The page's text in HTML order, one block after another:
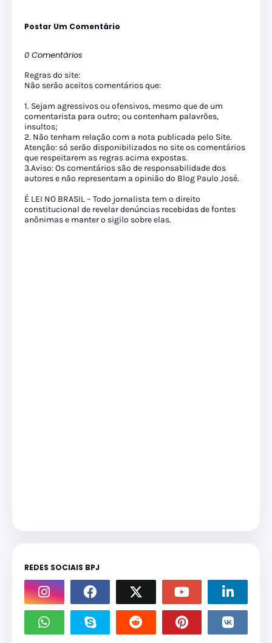
Postar Um Comentário
0 Comentários
Regras do site:
Não serão aceitos comentários que:
1. Sejam agressivos ou ofensivos, mesmo que de um
comentarista para outro; ou contenham palavrões,
insultos;
2. Não tenham relação com a nota publicada pelo Site.
Atenção: só serão disponibilizados no site os comentários
que respeitarem as regras acima expostas.
3.Aviso: Os comentários são de responsabilidade dos
autores e não representam a opinião do Blog Paulo José.
É LEI NO BRASIL – Todo jornalista tem o direito
constitucional de revelar denúncias recebidas de fontes
anônimas e manter o sigilo sobre elas.
REDES SOCIAIS BPJ